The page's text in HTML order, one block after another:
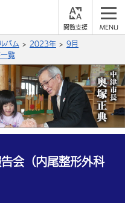
支
白
さ
縮小
YouTube
バム 2023年
9月
覧
会（内尾整形外科